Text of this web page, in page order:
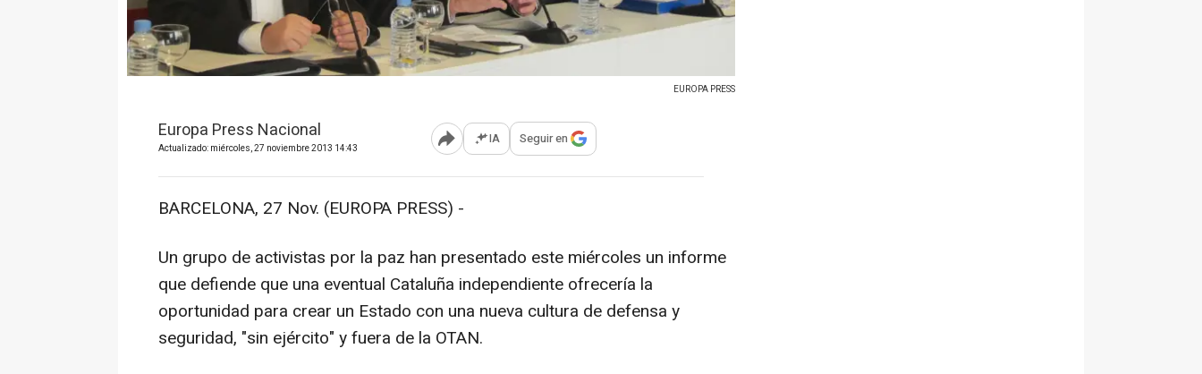
EUROPA PRESS
Europa Press Nacional
Actualizado: miércoles, 27 noviembre 2013 14:43 Abrir opciones para compartir
IA Seguir en
BARCELONA, 27 Nov. (EUROPA PRESS) -
Un grupo de activistas por la paz han presentado este miércoles un informe
que defiende que una eventual Cataluña independiente ofrecería la
oportunidad para crear un Estado con una nueva cultura de defensa y
seguridad, "sin ejército" y fuera de la OTAN.